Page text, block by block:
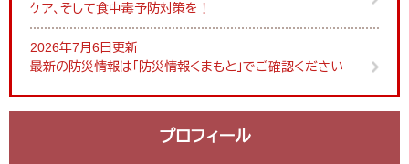
ケア、そして食中毒予防対策を！
2026年7月6日更新
最新の防災情報は「防災情報くまもと」でご確認ください
プロフィール